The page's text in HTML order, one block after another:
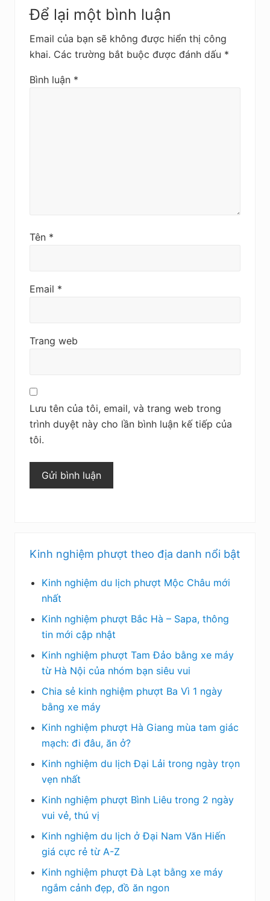
Để lại một bình luận
Email của bạn sẽ không được hiển thị công
khai. Các trường bắt buộc được đánh dấu *
Bình luận *
Tên *
Email *
Trang web
Lưu tên của tôi, email, và trang web trong
trình duyệt này cho lần bình luận kế tiếp của
tôi.
Kinh nghiệm phượt theo địa danh nổi bật
Kinh nghiệm du lịch phượt Mộc Châu mới
nhất
Kinh nghiệm phượt Bắc Hà – Sapa, thông
tin mới cập nhật
Kinh nghiệm phượt Tam Đảo bằng xe máy
từ Hà Nội của nhóm bạn siêu vui
Chia sẻ kinh nghiệm phượt Ba Vì 1 ngày
bằng xe máy
Kinh nghiệm phượt Hà Giang mùa tam giác
mạch: đi đâu, ăn ở?
Kinh nghiệm du lịch Đại Lải trong ngày trọn
vẹn nhất
Kinh nghiệm phượt Bình Liêu trong 2 ngày
vui vẻ, thú vị
Kinh nghiệm du lịch ở Đại Nam Văn Hiến
giá cực rẻ từ A-Z
Kinh nghiệm phượt Đà Lạt bằng xe máy
ngắm cảnh đẹp, đồ ăn ngon